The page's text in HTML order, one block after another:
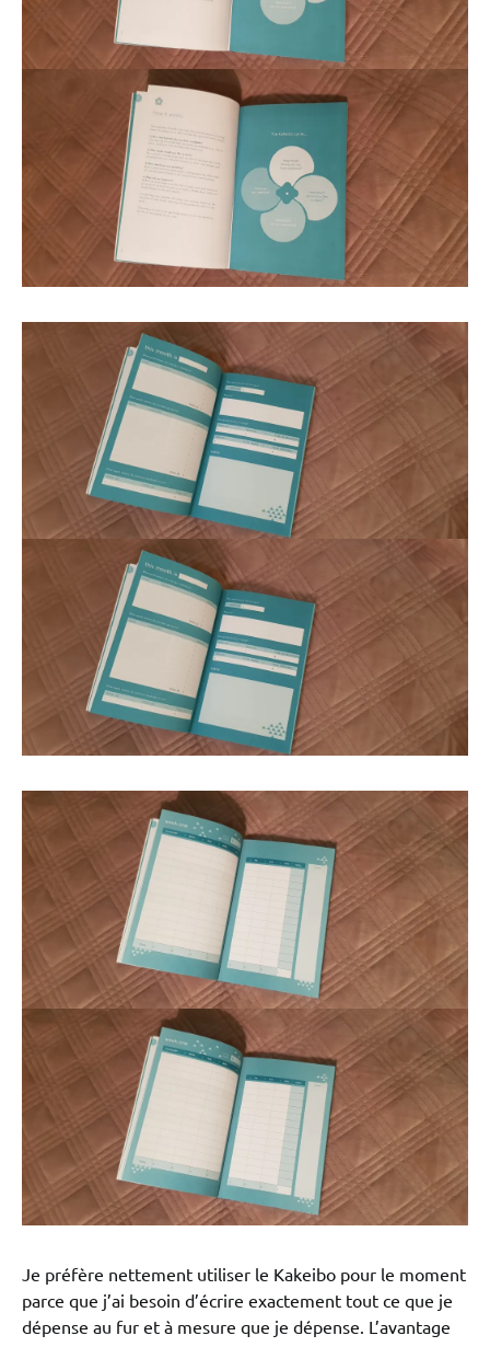
Je préfère nettement utiliser le Kakeibo pour le moment
parce que j’ai besoin d’écrire exactement tout ce que je
dépense au fur et à mesure que je dépense. L’avantage